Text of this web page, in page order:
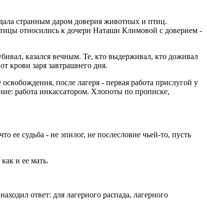
странным даром доверия животных и птиц.
относились к дочери Наташи Климовой с доверием -
казался вечным. Те, кто выдерживал, кто доживал
крови заря завтрашнего дня.
после лагеря - первая работа прислугой у
работа инкассатором. Хлопоты по прописке,
ее судьба - не эпилог, не послесловие чьей-то, пусть
и ее мать.
ответ: для лагерного распада, лагерного